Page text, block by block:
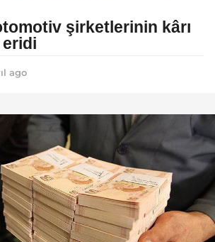
şirketlerinin kârı
ago
l
a
o